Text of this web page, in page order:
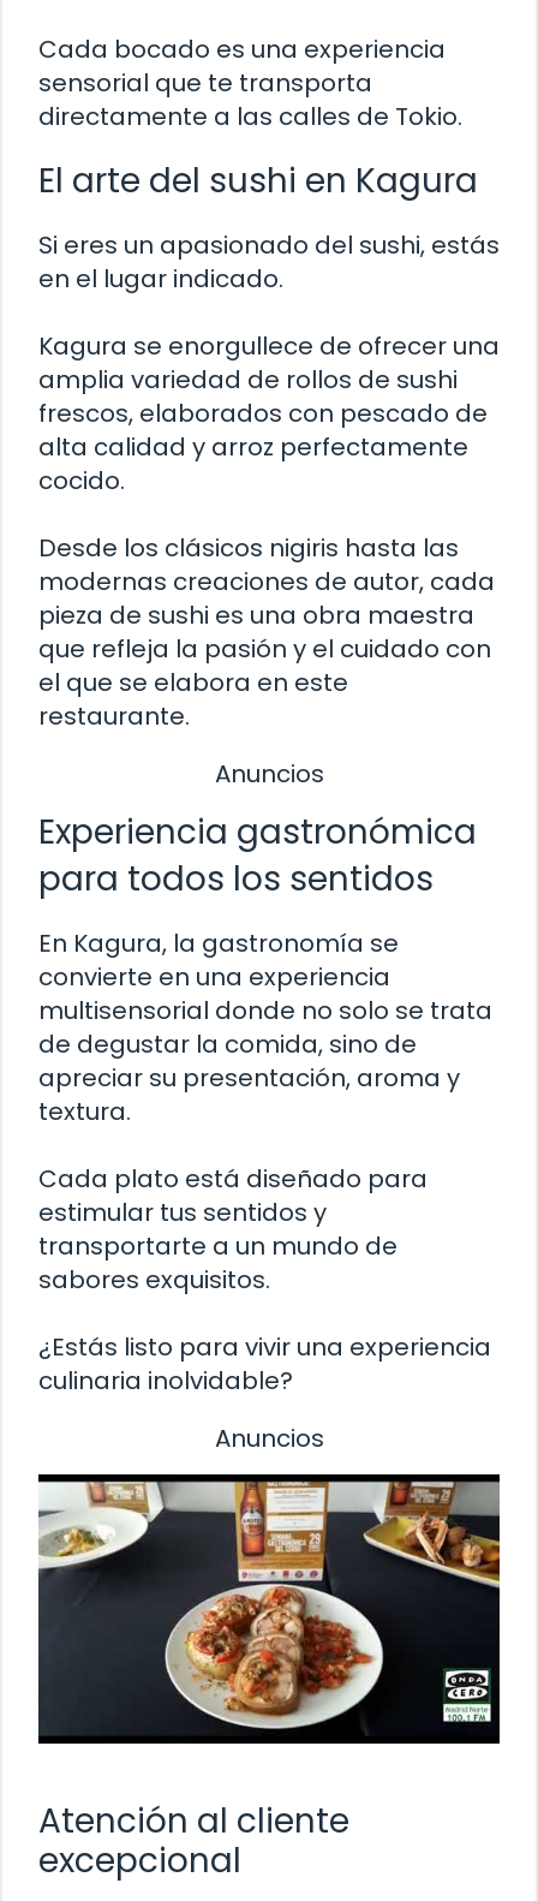
Cada bocado es una experiencia
sensorial que te transporta
directamente a las calles de Tokio.
El arte del sushi en Kagura
Si eres un apasionado del sushi, estás
en el lugar indicado.
Kagura se enorgullece de ofrecer una
amplia variedad de rollos de sushi
frescos, elaborados con pescado de
alta calidad y arroz perfectamente
cocido.
Desde los clásicos nigiris hasta las
modernas creaciones de autor, cada
pieza de sushi es una obra maestra
que refleja la pasión y el cuidado con
el que se elabora en este
restaurante.
Anuncios
Experiencia gastronómica
para todos los sentidos
En Kagura, la gastronomía se
convierte en una experiencia
multisensorial donde no solo se trata
de degustar la comida, sino de
apreciar su presentación, aroma y
textura.
Cada plato está diseñado para
estimular tus sentidos y
transportarte a un mundo de
sabores exquisitos.
¿Estás listo para vivir una experiencia
culinaria inolvidable?
Anuncios
Atención al cliente
excepcional